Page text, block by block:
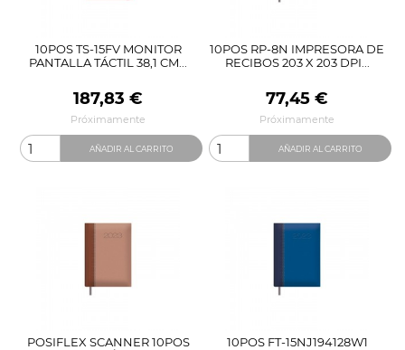
10POS TS-15FV MONITOR
PANTALLA TÁCTIL 38,1 CM...
Precio
187,83 €
Próximamente
AÑADIR AL CARRITO
10POS RP-8N IMPRESORA DE
RECIBOS 203 X 203 DPI...
Precio
77,45 €
Próximamente
AÑADIR AL CARRITO
POSIFLEX SCANNER 10POS
10POS FT-15NJ194128W1